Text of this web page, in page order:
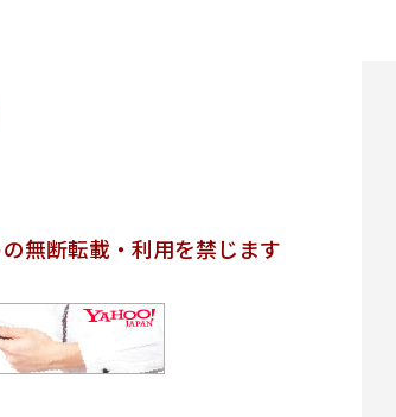
無断転載・利用を禁じます